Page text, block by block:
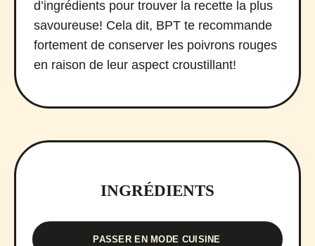
d’ingrédients pour trouver la recette la plus
savoureuse! Cela dit, BPT te recommande
fortement de conserver les poivrons rouges
en raison de leur aspect croustillant!
INGRÉDIENTS
PASSER EN MODE CUISINE